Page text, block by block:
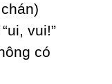
vui!”
có